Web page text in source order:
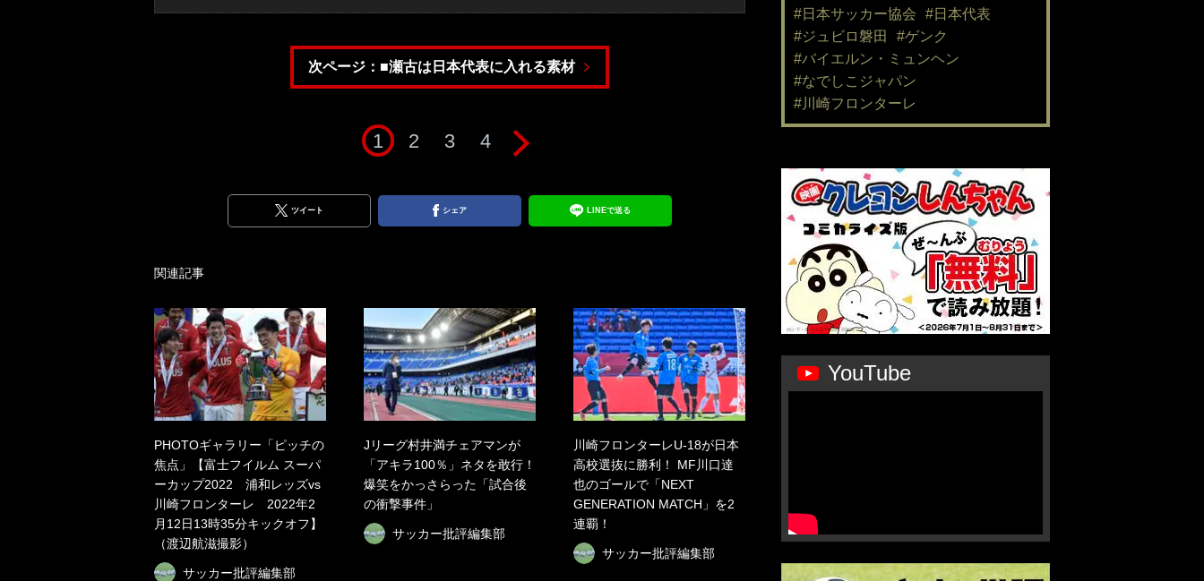
次ページ：■瀬古は日本代表に入れる素材
1 2 3 4
ツイート シェア LINEで送る
関連記事
PHOTOギャラリー「ピッチの
焦点」【富士フイルム スーパ
ーカップ2022 浦和レッズvs
川崎フロンターレ 2022年2
月12日13時35分キックオフ】
（渡辺航滋撮影）
サッカー批評編集部
Jリーグ村井満チェアマンが
「アキラ100％」ネタを敢行！
爆笑をかっさらった「試合後
の衝撃事件」
サッカー批評編集部
川崎フロンターレU-18が日本
高校選抜に勝利！ MF川口達
也のゴールで「NEXT
GENERATION MATCH」を2
連覇！
サッカー批評編集部
#日本サッカー協会
#日本代表
#ジュビロ磐田
#ゲンク
#バイエルン・ミュンヘン
#なでしこジャパン
#川崎フロンターレ
YouTube